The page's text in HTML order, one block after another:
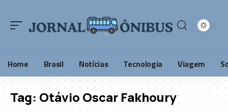
Home Brasil Notícias Tecnologia Viagem
Tag: Otávio Oscar Fakhoury